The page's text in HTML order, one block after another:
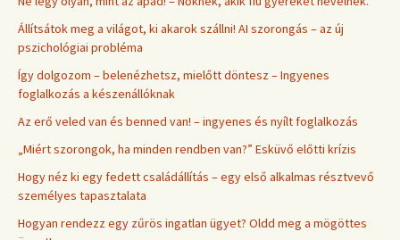
Állítsátok meg a világot, ki akarok szállni! AI szorongás – az új
pszichológiai probléma
Így dolgozom – belenézhetsz, mielőtt döntesz – Ingyenes
foglalkozás a készenállóknak
Az erő veled van és benned van! – ingyenes és nyílt foglalkozás
„Miért szorongok, ha minden rendben van?” Esküvő előtti krízis
Hogy néz ki egy fedett családállítás – egy első alkalmas résztvevő
személyes tapasztalata
Hogyan rendezz egy zűrös ingatlan ügyet? Oldd meg a mögöttes